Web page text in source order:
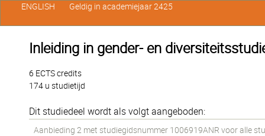
Inleiding in gender- en
6 ECTS credits
174 u studietijd
Dit studiedeel wordt als volgt aangeboden:
Aanbieding 2 met studiegidsnummer 1006919ANR voor alle
ENGLISH Geldig in academiejaar 2425